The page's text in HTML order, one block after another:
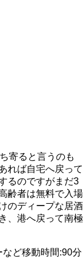
寄ると言うのも
れば自宅へ戻って
るのですがまだ3
齢者は無料で入場
のディープな居酒
、港へ戻って南極
など移動時間:90分